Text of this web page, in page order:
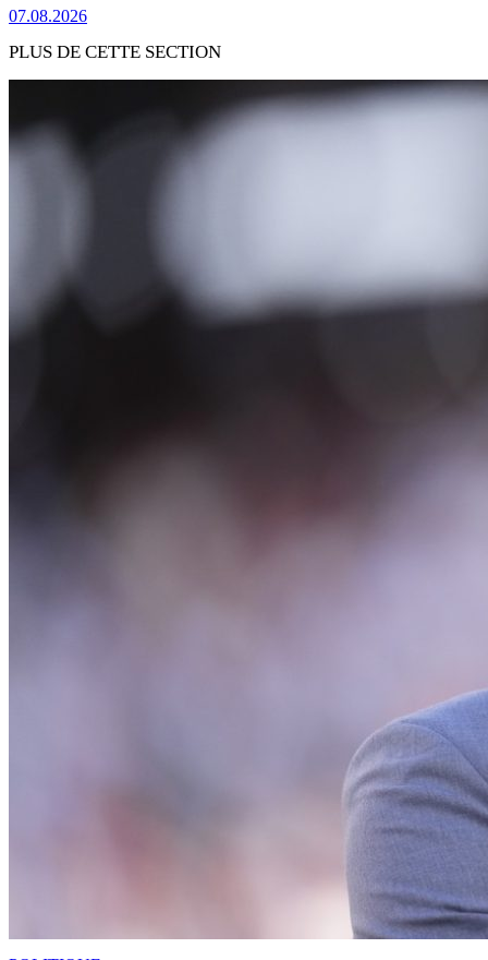
07.08.2026
PLUS DE CETTE SECTION